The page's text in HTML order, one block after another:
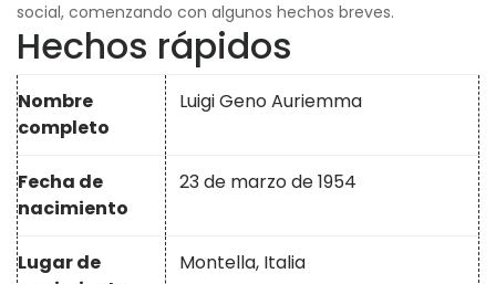
social, comenzando con algunos hechos breves.
Hechos rápidos
Nombre
completo
Luigi Geno Auriemma
Fecha de
nacimiento
23 de marzo de 1954
Lugar de
Montella, Italia